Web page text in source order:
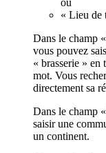
ou
« Lieu de
Dans le champ
vous pouvez
« brasserie » en
mot. Vous
directement sa
Dans le champ
saisir une
un continent.